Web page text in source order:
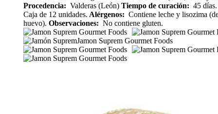
Procedencia: Valderas (León) Tiempo de curación: 45 días.
Caja de 12 unidades. Alérgenos: Contiene leche y lisozima
huevo). Observaciones: No contiene gluten.